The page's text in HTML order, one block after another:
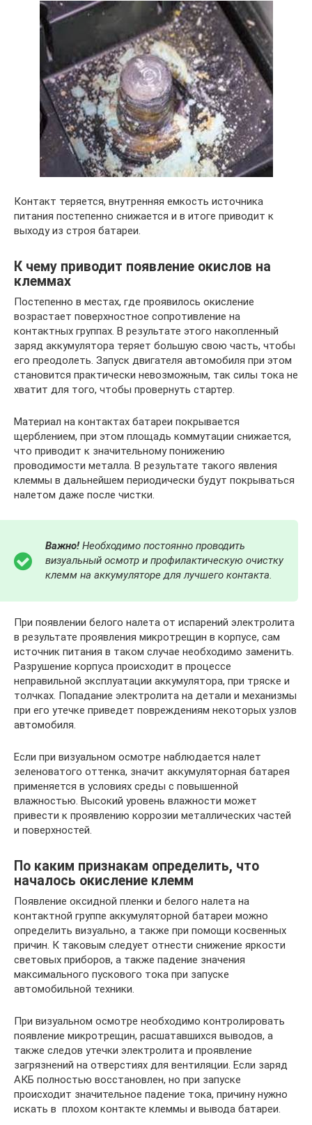
Контакт теряется, внутренняя емкость источника
питания постепенно снижается и в итоге приводит к
выходу из строя батареи.
К чему приводит появление окислов на
клеммах
Постепенно в местах, где проявилось окисление
возрастает поверхностное сопротивление на
контактных группах. В результате этого накопленный
заряд аккумулятора теряет большую свою часть, чтобы
его преодолеть. Запуск двигателя автомобиля при этом
становится практически невозможным, так силы тока не
хватит для того, чтобы провернуть стартер.
Материал на контактах батареи покрывается
щерблением, при этом площадь коммутации снижается,
что приводит к значительному понижению
проводимости металла. В результате такого явления
клеммы в дальнейшем периодически будут покрываться
налетом даже после чистки.
Важно! Необходимо постоянно проводить
визуальный осмотр и профилактическую очистку
клемм на аккумуляторе для лучшего контакта.
При появлении белого налета от испарений электролита
в результате проявления микротрещин в корпусе, сам
источник питания в таком случае необходимо заменить.
Разрушение корпуса происходит в процессе
неправильной эксплуатации аккумулятора, при тряске и
толчках. Попадание электролита на детали и механизмы
при его утечке приведет повреждениям некоторых узлов
автомобиля.
Если при визуальном осмотре наблюдается налет
зеленоватого оттенка, значит аккумуляторная батарея
применяется в условиях среды с повышенной
влажностью. Высокий уровень влажности может
привести к проявлению коррозии металлических частей
и поверхностей.
По каким признакам определить, что
началось окисление клемм
Появление оксидной пленки и белого налета на
контактной группе аккумуляторной батареи можно
определить визуально, а также при помощи косвенных
причин. К таковым следует отнести снижение яркости
световых приборов, а также падение значения
максимального пускового тока при запуске
автомобильной техники.
При визуальном осмотре необходимо контролировать
появление микротрещин, расшатавшихся выводов, а
также следов утечки электролита и проявление
загрязнений на отверстиях для вентиляции. Если заряд
АКБ полностью восстановлен, но при запуске
происходит значительное падение тока, причину нужно
искать в плохом контакте клеммы и вывода батареи.